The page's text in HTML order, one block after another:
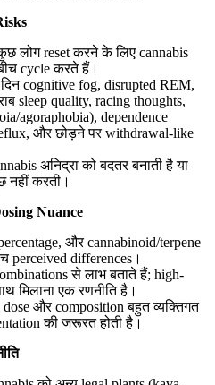
लोग reset करने के लिए cannabis
cycle करते हैं।
cognitive fog, disrupted REM,
sleep quality, racing thoughts,
agoraphobia), dependence
और छोड़ने पर withdrawal-like
अनिद्रा को बदतर बनाती है या
नहीं करती।
Nuance
और cannabinoid/terpene
perceived differences।
से लाभ बताते हैं; high-
मिलाना एक रणनीति है।
और composition बहुत व्यक्तिगत
की जरूरत होती है।